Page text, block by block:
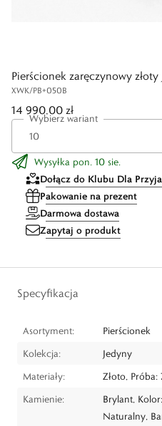
Pierścionek zaręczynowy złoty
XWK/PB+050B
14 990,00 zł
Wybierz wariant
Wysyłka pon. 10 sie.
Dołącz do Klubu Dla
Pakowanie na prezent
Darmowa dostawa
Zapytaj o produkt
Specyfikacja
Asortyment:
Pierścionek
Kolekcja:
Jedyny
Materiały:
Złoto, Próba:
Kamienie:
Brylant,
Naturalny,